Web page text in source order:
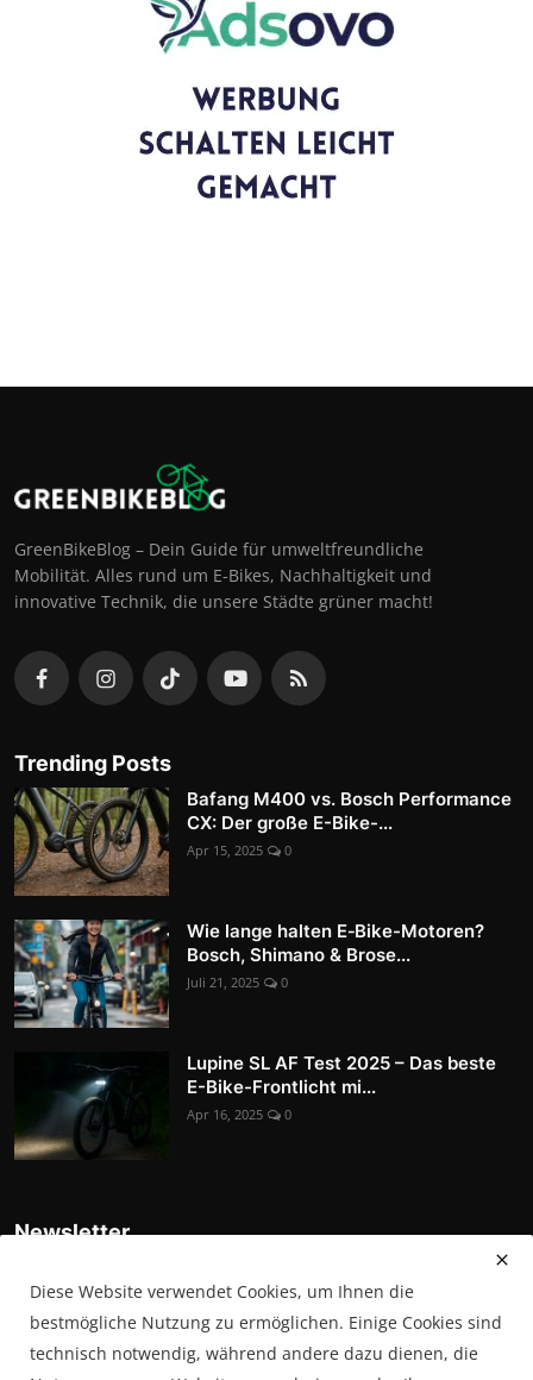
GreenBikeBlog – Dein Guide für umweltfreundliche
Mobilität. Alles rund um E-Bikes, Nachhaltigkeit und
innovative Technik, die unsere Städte grüner macht!
Trending Posts
Bafang M400 vs. Bosch Performance
CX: Der große E-Bike-...
Apr 15, 2025 0
Wie lange halten E‑Bike-Motoren?
Bosch, Shimano & Brose...
Juli 21, 2025 0
Lupine SL AF Test 2025 – Das beste
E-Bike-Frontlicht mi...
Apr 16, 2025 0
Newsletter
neuesten Nachrichten, Updates und Sonderangebote direkt in
Ihrem Posteingang zu erhalten
Diese Website verwendet Cookies, um Ihnen die
bestmögliche Nutzung zu ermöglichen. Einige Cookies sind
technisch notwendig, während andere dazu dienen, die